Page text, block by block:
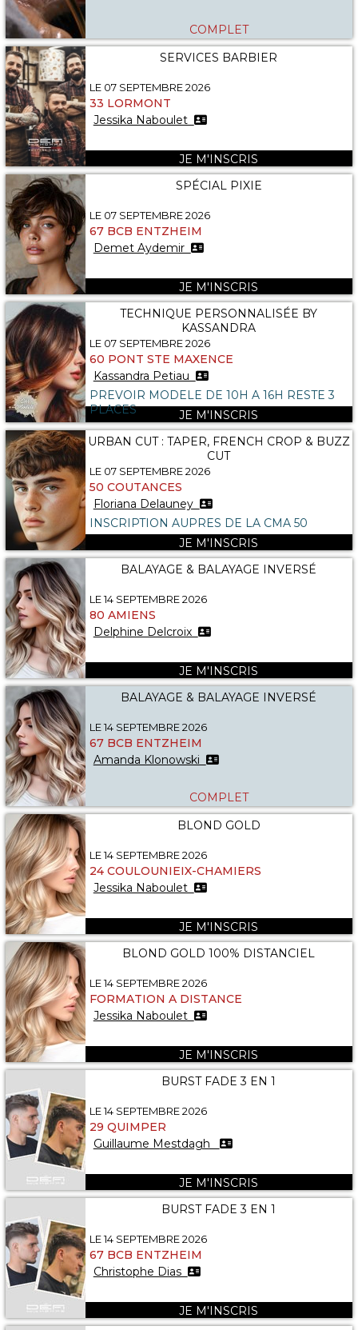
COMPLET
SERVICES BARBIER
LE 07 SEPTEMBRE 2026
33 LORMONT
Jessika Naboulet
JE M'INSCRIS
SPÉCIAL PIXIE
LE 07 SEPTEMBRE 2026
67 BCB ENTZHEIM
Demet Aydemir
JE M'INSCRIS
TECHNIQUE PERSONNALISÉE BY
KASSANDRA
LE 07 SEPTEMBRE 2026
60 PONT STE MAXENCE
Kassandra Petiau
PREVOIR MODELE DE 10H A 16H RESTE 3
PLACES
JE M'INSCRIS
URBAN CUT : TAPER, FRENCH CROP & BUZZ
CUT
LE 07 SEPTEMBRE 2026
50 COUTANCES
Floriana Delauney
INSCRIPTION AUPRES DE LA CMA 50
JE M'INSCRIS
BALAYAGE & BALAYAGE INVERSÉ
LE 14 SEPTEMBRE 2026
80 AMIENS
Delphine Delcroix
JE M'INSCRIS
BALAYAGE & BALAYAGE INVERSÉ
LE 14 SEPTEMBRE 2026
67 BCB ENTZHEIM
Amanda Klonowski
COMPLET
BLOND GOLD
LE 14 SEPTEMBRE 2026
24 COULOUNIEIX-CHAMIERS
Jessika Naboulet
JE M'INSCRIS
BLOND GOLD 100% DISTANCIEL
LE 14 SEPTEMBRE 2026
FORMATION A DISTANCE
Jessika Naboulet
JE M'INSCRIS
BURST FADE 3 EN 1
LE 14 SEPTEMBRE 2026
29 QUIMPER
Guillaume Mestdagh
JE M'INSCRIS
BURST FADE 3 EN 1
LE 14 SEPTEMBRE 2026
67 BCB ENTZHEIM
Christophe Dias
JE M'INSCRIS